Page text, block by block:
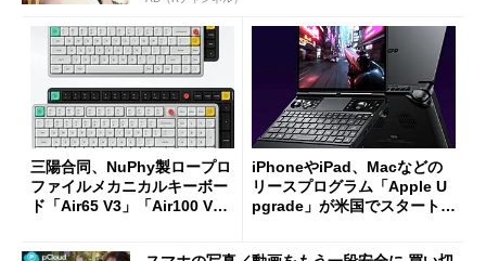
三陽合同、NuPhy製ロープロ
ファイルメカニカルキーボー
ド「Air65 V3」「Air100 V
iPhoneやiPad、Macなどの
リースプログラム「Apple U
pgrade」が米国でスタート／